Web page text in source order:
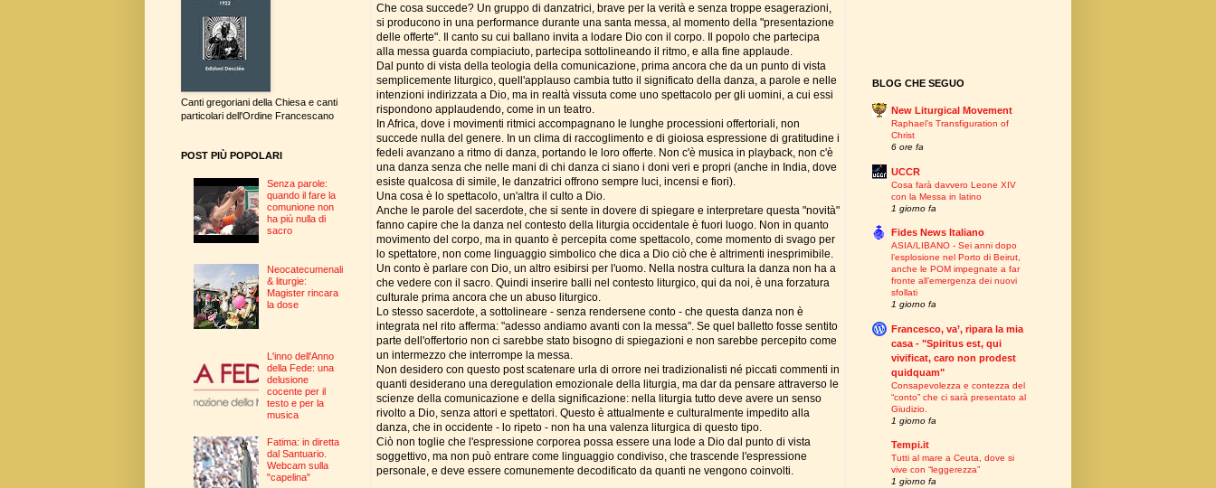
Che cosa succede? Un gruppo di danzatrici, brave per la verità e senza troppe esagerazioni,
si producono in una performance durante una santa messa, al momento della "presentazione
delle offerte". Il canto su cui ballano invita a lodare Dio con il corpo. Il popolo che partecipa
alla messa guarda compiaciuto, partecipa sottolineando il ritmo, e alla fine applaude.
Dal punto di vista della teologia della comunicazione, prima ancora che da un punto di vista
semplicemente liturgico, quell'applauso cambia tutto il significato della danza, a parole e nelle
intenzioni indirizzata a Dio, ma in realtà vissuta come uno spettacolo per gli uomini, a cui essi
rispondono applaudendo, come in un teatro.
In Africa, dove i movimenti ritmici accompagnano le lunghe processioni offertoriali, non
succede nulla del genere. In un clima di raccoglimento e di gioiosa espressione di gratitudine i
fedeli avanzano a ritmo di danza, portando le loro offerte. Non c'è musica in playback, non c'è
una danza senza che nelle mani di chi danza ci siano i doni veri e propri (anche in India, dove
esiste qualcosa di simile, le danzatrici offrono sempre luci, incensi e fiori).
Una cosa è lo spettacolo, un'altra il culto a Dio.
Anche le parole del sacerdote, che si sente in dovere di spiegare e interpretare questa "novità"
fanno capire che la danza nel contesto della liturgia occidentale è fuori luogo. Non in quanto
movimento del corpo, ma in quanto è percepita come spettacolo, come momento di svago per
lo spettatore, non come linguaggio simbolico che dica a Dio ciò che è altrimenti inesprimibile.
Un conto è parlare con Dio, un altro esibirsi per l'uomo. Nella nostra cultura la danza non ha a
che vedere con il sacro. Quindi inserire balli nel contesto liturgico, qui da noi, è una forzatura
culturale prima ancora che un abuso liturgico.
Lo stesso sacerdote, a sottolineare - senza rendersene conto - che questa danza non è
integrata nel rito afferma: "adesso andiamo avanti con la messa". Se quel balletto fosse sentito
parte dell'offertorio non ci sarebbe stato bisogno di spiegazioni e non sarebbe percepito come
un intermezzo che interrompe la messa.
Non desidero con questo post scatenare urla di orrore nei tradizionalisti né piccati commenti in
quanti desiderano una deregulation emozionale della liturgia, ma dar da pensare attraverso le
scienze della comunicazione e della significazione: nella liturgia tutto deve avere un senso
rivolto a Dio, senza attori e spettatori. Questo è attualmente e culturalmente impedito alla
danza, che in occidente - lo ripeto - non ha una valenza liturgica di questo tipo.
Ciò non toglie che l'espressione corporea possa essere una lode a Dio dal punto di vista
soggettivo, ma non può entrare come linguaggio condiviso, che trascende l'espressione
personale, e deve essere comunemente decodificato da quanti ne vengono coinvolti.
Canti gregoriani della Chiesa e canti
particolari dell'Ordine Francescano
POST PIÙ POPOLARI
Senza parole:
quando il fare la
comunione non
ha più nulla di
sacro
Neocatecumenali
& liturgie:
Magister rincara
la dose
L'inno dell'Anno
della Fede: una
delusione
cocente per il
testo e per la
musica
Fatima: in diretta
dal Santuario.
Webcam sulla
"capelina"
BLOG CHE SEGUO
New Liturgical Movement
Raphael’s Transfiguration of
Christ
6 ore fa
UCCR
Cosa farà davvero Leone XIV
con la Messa in latino
1 giorno fa
Fides News Italiano
ASIA/LIBANO - Sei anni dopo
l’esplosione nel Porto di Beirut,
anche le POM impegnate a far
fronte all’emergenza dei nuovi
sfollati
1 giorno fa
Francesco, va’, ripara la mia
casa - "Spiritus est, qui
vivificat, caro non prodest
quidquam"
Consapevolezza e contezza del
“conto” che ci sarà presentato al
Giudizio.
1 giorno fa
Tempi.it
Tutti al mare a Ceuta, dove si
vive con “leggerezza”
1 giorno fa